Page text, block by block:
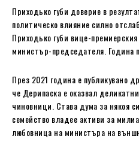
Приходько губи доверие в
политическо влияние силно
Приходько губи вице-
министър-председателя. Година
През 2021 година е публикувано
че Дерипаска е оказвал
чиновници. Става дума за някоя
семейство владее активи за
любовница на министъра на